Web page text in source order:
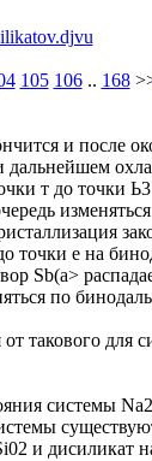
105 106.. 168
и после
дальнейшем
т до точки
точки е на
Sb(a>
по
от такового
системы
и дисиликат